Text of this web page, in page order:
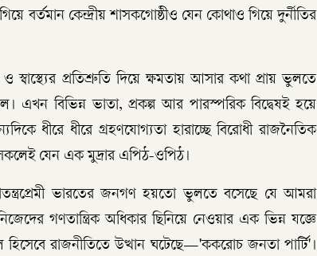
বর্তমান কেন্দ্রীয় শাসকগোষ্ঠীও যেন কোথাও গিয়ে দুর্নীতির
স্বাস্থ্যের প্রতিশ্রুতি দিয়ে ক্ষমতায় আসার কথা প্রায় ভুলতে
এখন বিভিন্ন ভাতা, প্রকল্প আর পারস্পরিক বিদ্বেষই হয়ে
ধীরে ধীরে গ্রহণযোগ্যতা হারাচ্ছে বিরোধী রাজনৈতিক
যেন এক মুদ্রার এপিঠ-ওপিঠ।
ভারতের জনগণ হয়তো ভুলতে বসেছে যে আমরা
গণতান্ত্রিক অধিকার ছিনিয়ে নেওয়ার এক ভিন্ন যজ্ঞে
রাজনীতিতে উত্থান ঘটেছে—'ককরোচ জনতা পার্টি'।